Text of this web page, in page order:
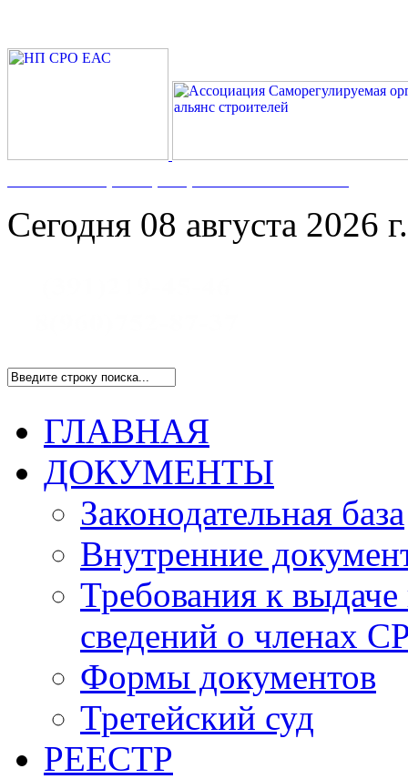
Сегодня 08 августа 2026 г.
ГЛАВНАЯ
ДОКУМЕНТЫ
Законодательная база
Внутренние
Требования к
сведений о членах
Формы документов
Третейский суд
РЕЕСТР